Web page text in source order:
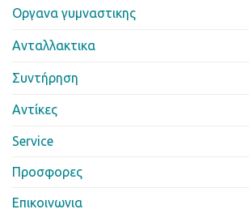
Οργανα γυμναστικης
Ανταλλακτικα
Συντήρηση
Αντίκες
Service
Προσφορες
Επικοινωνια